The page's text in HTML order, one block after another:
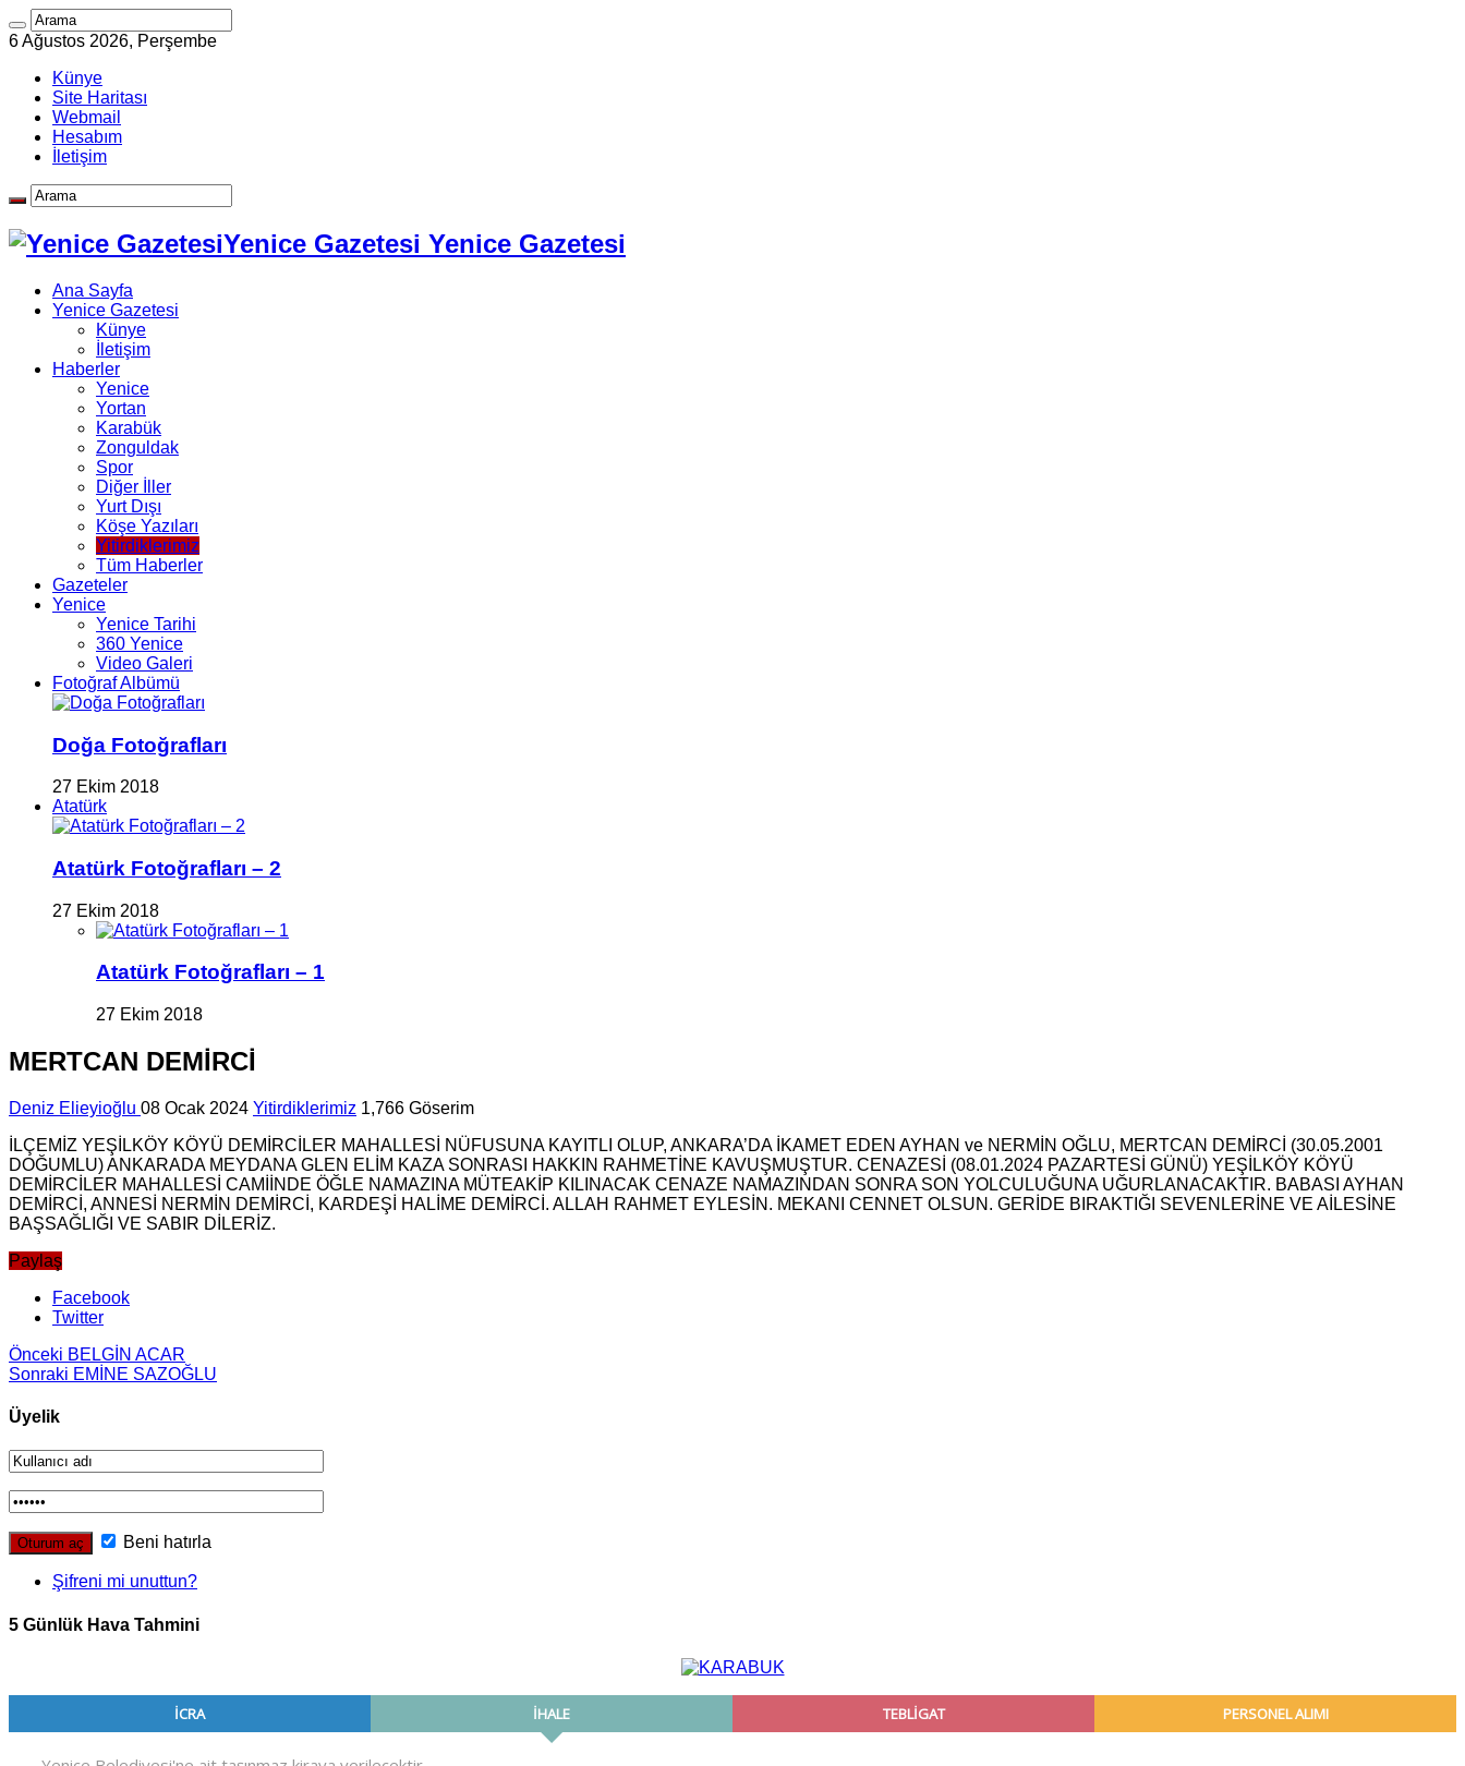
6 Ağustos 2026, Perşembe
Künye
Site Haritası
Webmail
Hesabım
İletişim
Yenice Gazetesi Yenice Gazetesi
Ana Sayfa
Yenice Gazetesi
Künye
İletişim
Haberler
Yenice
Yortan
Karabük
Zonguldak
Spor
Diğer İller
Yurt Dışı
Köşe Yazıları
Yitirdiklerimiz
Tüm Haberler
Gazeteler
Yenice
Yenice Tarihi
360 Yenice
Video Galeri
Fotoğraf Albümü
Doğa Fotoğrafları
27 Ekim 2018
Atatürk
Atatürk Fotoğrafları – 2
27 Ekim 2018
Atatürk Fotoğrafları – 1
27 Ekim 2018
MERTCAN DEMİRCİ
Deniz Elieyioğlu 08 Ocak 2024 Yitirdiklerimiz 1,766 Göserim
İLÇEMİZ YEŞİLKÖY KÖYÜ DEMİRCİLER MAHALLESİ NÜFUSUNA KAYITLI OLUP, ANKARA’DA İKAMET EDEN AYHAN ve NERMİN OĞLU, MERTCAN DEMİRCİ (30.05.2001
DOĞUMLU) ANKARADA MEYDANA GLEN ELİM KAZA SONRASI HAKKIN RAHMETİNE KAVUŞMUŞTUR. CENAZESİ (08.01.2024 PAZARTESİ GÜNÜ) YEŞİLKÖY KÖYÜ
DEMİRCİLER MAHALLESİ CAMİİNDE ÖĞLE NAMAZINA MÜTEAKİP KILINACAK CENAZE NAMAZINDAN SONRA SON YOLCULUĞUNA UĞURLANACAKTIR. BABASI AYHAN
DEMİRCİ, ANNESİ NERMİN DEMİRCİ, KARDEŞİ HALİME DEMİRCİ. ALLAH RAHMET EYLESİN. MEKANI CENNET OLSUN. GERİDE BIRAKTIĞI SEVENLERİNE VE AİLESİNE
BAŞSAĞLIĞI VE SABIR DİLERİZ.
Paylaş
Facebook
Twitter
Önceki BELGİN ACAR
Sonraki EMİNE SAZOĞLU
Üyelik
Beni hatırla
Şifreni mi unuttun?
5 Günlük Hava Tahmini